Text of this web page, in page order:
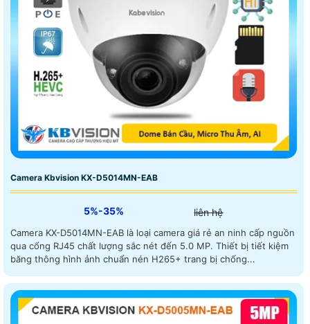
Camera Kbvision KX-D5014MN-EAB
5%-35% liên hệ
Camera KX-D5014MN-EAB là loại camera giá rẻ an ninh cấp nguồn
qua cổng RJ45 chất lượng sắc nét đến 5.0 MP. Thiết bị tiết kiệm
băng thông hình ảnh chuẩn nén H265+ trang bị chống...